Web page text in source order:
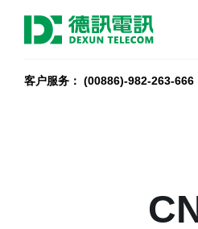
客户服务： (00886)-982-263-666